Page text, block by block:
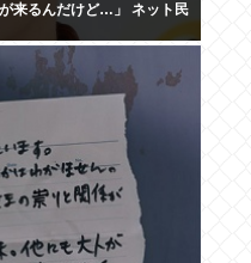
来るんだけど…」 ネット民